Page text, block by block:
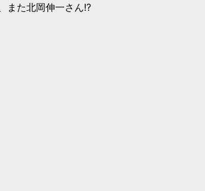
また北岡伸一さん!?